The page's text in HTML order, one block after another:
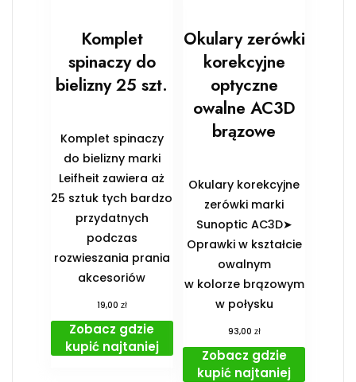
Komplet
spinaczy do
bielizny 25 szt.
Komplet spinaczy
do bielizny marki
Leifheit zawiera aż
25 sztuk tych bardzo
przydatnych
podczas
rozwieszania prania
akcesoriów
19,00 zł
Zobacz gdzie
kupić najtaniej
Okulary zerówki
korekcyjne
optyczne
owalne AC3D
brązowe
Okulary korekcyjne
zerówki marki
Sunoptic AC3D➤
Oprawki w kształcie
owalnym
w kolorze brązowym
w połysku
93,00 zł
Zobacz gdzie
kupić najtaniej